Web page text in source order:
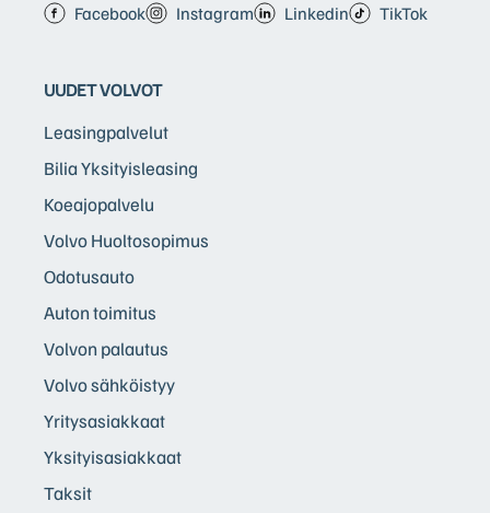
Facebook Instagram Linkedin TikTok
UUDET VOLVOT
Leasingpalvelut
Bilia Yksityisleasing
Koeajopalvelu
Volvo Huoltosopimus
Odotusauto
Auton toimitus
Volvon palautus
Volvo sähköistyy
Yritysasiakkaat
Yksityisasiakkaat
Taksit